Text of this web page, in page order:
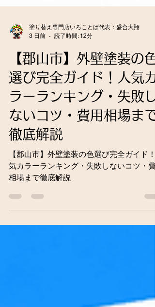
3 日前
読了時間: 12分
【郡山市】外壁塗装の色
選び完全ガイド！人気カ
ラーランキング・失敗し
ないコツ・費用相場まで
徹底解説
【郡山市】外壁塗装の色選び完全ガイド！
気カラーランキング・失敗しないコツ・費
相場まで徹底解説